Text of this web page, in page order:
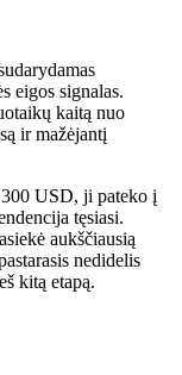
eigos signalas.
kaitą nuo
ir mažėjantį
USD, ji pateko į
tęsiasi.
aukščiausią
nedidelis
kitą etapą.